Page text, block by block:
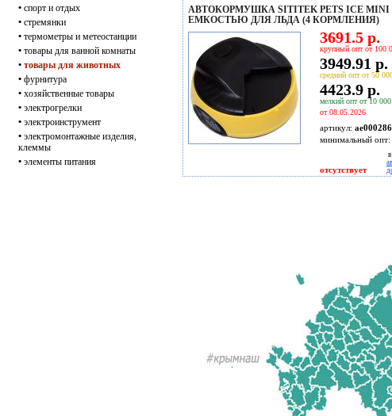
• спорт и отдых
• стремянки
• термометры и метеостанции
• товары для ванной комнаты
• товары для животных
• фурнитура
• хозяйственные товары
• электрогрелки
• электроинструмент
• электромонтажные изделия,
клеммы
• элементы питания
АВТОКОРМУШКА SITITEK PETS ICE MINI
ЕМКОСТЬЮ ДЛЯ ЛЬДА (4 КОРМЛЕНИЯ)
3691.5 р.
крупный опт от 100
3949.91 р.
средний опт от 50
4423.9 р.
мелкий опт от 10 000
от 08.05.2026
артикул: ae000286
минимальный опт:
отсутствует